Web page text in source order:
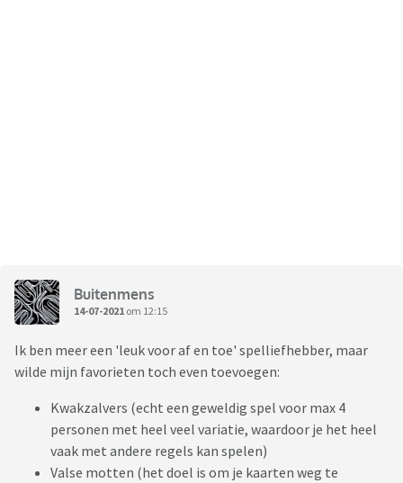
Buitenmens
14-07-2021 om 12:15
Ik ben meer een 'leuk voor af en toe' spelliefhebber, maar
wilde mijn favorieten toch even toevoegen:
Kwakzalvers (echt een geweldig spel voor max 4
personen met heel veel variatie, waardoor je het heel
vaak met andere regels kan spelen)
Valse motten (het doel is om je kaarten weg te